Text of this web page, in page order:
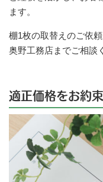
ます。
棚1枚の取替えのご依
奥野工務店までご相談
適正価格をお約束